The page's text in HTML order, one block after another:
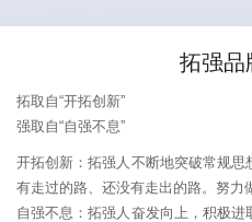
拓强品
拓取自“开拓创新”
强取自“自强不息”
开拓创新：拓强人不断地突破常规
有走过的路、还没有走出的路。努力
自强不息：拓强人奋发向上，积极